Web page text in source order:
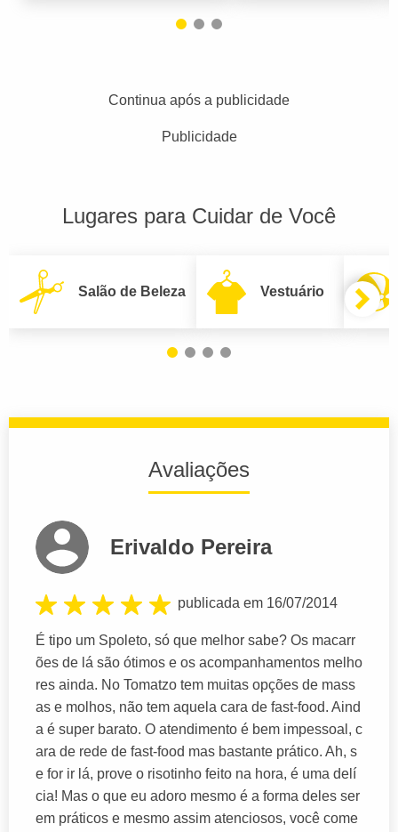
Continua após a publicidade
Publicidade
Lugares para Cuidar de Você
Salão de Beleza Vestuário
Avaliações
Erivaldo Pereira
publicada em 16/07/2014
É tipo um Spoleto, só que melhor sabe? Os macarr
ões de lá são ótimos e os acompanhamentos melho
res ainda. No Tomatzo tem muitas opções de mass
as e molhos, não tem aquela cara de fast-food. Aind
a é super barato. O atendimento é bem impessoal, c
ara de rede de fast-food mas bastante prático. Ah, s
e for ir lá, prove o risotinho feito na hora, é uma delí
cia! Mas o que eu adoro mesmo é a forma deles ser
em práticos e mesmo assim atenciosos, você come